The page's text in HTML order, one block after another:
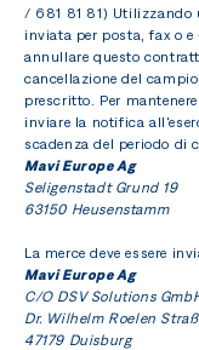
/ 681 81 81) Utilizzando
inviata per posta, fax o
annullare questo
cancellazione del
prescritto. Per
inviare la notifica
scadenza del periodo di
Mavi Europe Ag
Seligenstadt Grund 19
63150 Heusenstamm
La merce deve essere
Mavi Europe Ag
C/O DSV Solutions
Dr. Wilhelm Roelen
47179 Duisburg